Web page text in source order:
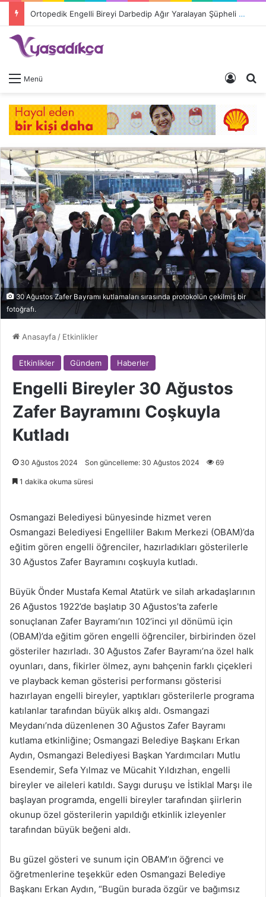
Ortopedik Engelli Bireyi Darbedip Ağır Yaralayan Şüpheli Tutuklandı
Menü Giriş
30 Ağustos Zafer Bayramı kutlamaları sırasında protokolün çekilmiş bir
fotoğrafı.
Anasayfa / Etkinlikler
Etkinlikler Gündem Haberler
Engelli Bireyler 30 Ağustos
Zafer Bayramını Coşkuyla
Kutladı
30 Ağustos 2024 Son güncelleme: 30 Ağustos 2024 69
1 dakika okuma süresi
Osmangazi Belediyesi bünyesinde hizmet veren
Osmangazi Belediyesi Engelliler Bakım Merkezi (OBAM)’da
eğitim gören engelli öğrenciler, hazırladıkları gösterilerle
30 Ağustos Zafer Bayramını coşkuyla kutladı.
Büyük Önder Mustafa Kemal Atatürk ve silah arkadaşlarının
26 Ağustos 1922’de başlatıp 30 Ağustos’ta zaferle
sonuçlanan Zafer Bayramı’nın 102’inci yıl dönümü için
(OBAM)’da eğitim gören engelli öğrenciler, birbirinden özel
gösteriler hazırladı. 30 Ağustos Zafer Bayramı’na özel halk
oyunları, dans, fikirler ölmez, aynı bahçenin farklı çiçekleri
ve playback keman gösterisi performansı gösterisi
hazırlayan engelli bireyler, yaptıkları gösterilerle programa
katılanlar tarafından büyük alkış aldı. Osmangazi
Meydanı’nda düzenlenen 30 Ağustos Zafer Bayramı
kutlama etkinliğine; Osmangazi Belediye Başkanı Erkan
Aydın, Osmangazi Belediyesi Başkan Yardımcıları Mutlu
Esendemir, Sefa Yılmaz ve Mücahit Yıldızhan, engelli
bireyler ve aileleri katıldı. Saygı duruşu ve İstiklal Marşı ile
başlayan programda, engelli bireyler tarafından şiirlerin
okunup özel gösterilerin yapıldığı etkinlik izleyenler
tarafından büyük beğeni aldı.
Bu güzel gösteri ve sunum için OBAM’ın öğrenci ve
öğretmenlerine teşekkür eden Osmangazi Belediye
Başkanı Erkan Aydın, “Bugün burada özgür ve bağımsız